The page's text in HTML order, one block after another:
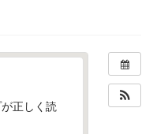
正しく読